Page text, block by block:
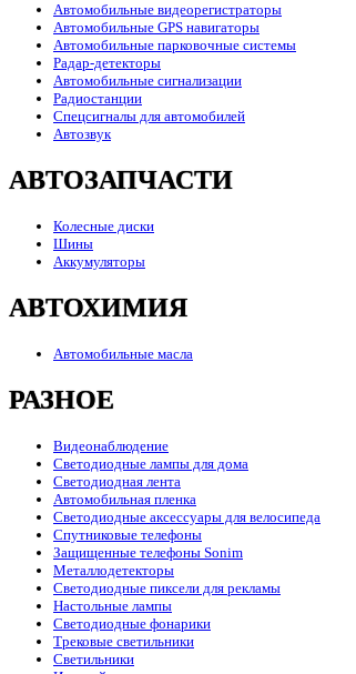
Автомобильные видеорегистраторы
Автомобильные GPS навигаторы
Автомобильные парковочные системы
Радар-детекторы
Автомобильные сигнализации
Радиостанции
Спецсигналы для автомобилей
Автозвук
АВТОЗАПЧАСТИ
Колесные диски
Шины
Аккумуляторы
АВТОХИМИЯ
Автомобильные масла
РАЗНОЕ
Видеонаблюдение
Светодиодные лампы для дома
Светодиодная лента
Автомобильная пленка
Светодиодные аксессуары для велосипеда
Спутниковые телефоны
Защищенные телефоны Sonim
Металлодетекторы
Светодиодные пиксели для рекламы
Настольные лампы
Светодиодные фонарики
Трековые светильники
Светильники